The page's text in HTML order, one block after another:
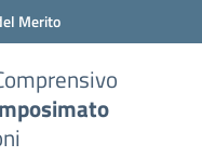
Merito